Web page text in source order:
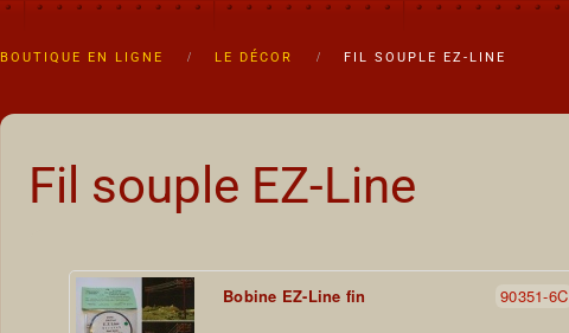
BOUTIQUE EN LIGNE LE DÉCOR FIL SOUPLE EZ-LINE
Fil souple EZ-Line
Bobine EZ-Line fin 90351-6C